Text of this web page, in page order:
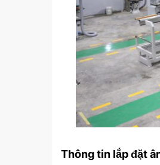
Thông tin lắp đặt